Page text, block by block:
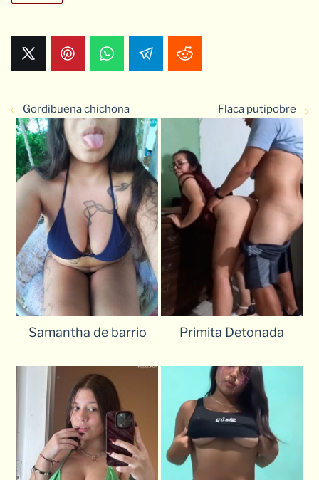
Gordibuena chichona Flaca putipobre
Samantha de barrio Primita Detonada